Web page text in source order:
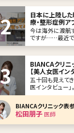
費用が以前より
の顔に近づける
増えていますが
れ
日本に上陸し
療・整形症例ア
ニ」詳細レビュ
今は海外に渡航
ですが……最近
受ける人が多く
若い男女の間で
国のファッショ
人が急増しています。 そし
術
BIANCAクリニ
【美人女医イ
回】
五十回も見えて
医インタビュー
道と銀座で、幅
だ ともこ）先生
事にしながら最
り入れてる
BIANCAクリニック表
松田朋子医師